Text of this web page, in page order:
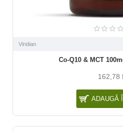
Viridian
Co-Q10 & MCT
162,78
ADAUGĂ